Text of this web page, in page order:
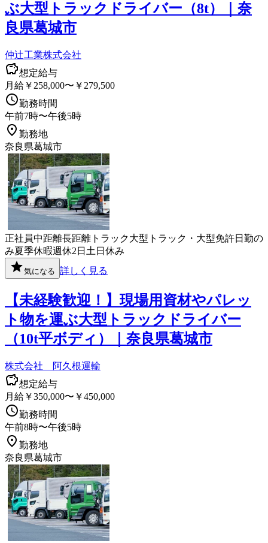
ぶ大型トラックドライバー（8t）｜奈
良県葛城市
仲辻工業株式会社
想定給与
月給￥258,000〜￥279,500
勤務時間
午前7時〜午後5時
勤務地
奈良県葛城市
正社員中距離長距離 トラック大型トラック・大型免許日勤の
み夏季休暇週休2日 土日休み
気になる 詳しく見る
【未経験歓迎！】現場用資材やパレッ
ト物を運ぶ大型トラックドライバー
（10t平ボディ）｜奈良県葛城市
株式会社 阿久根運輸
想定給与
月給￥350,000〜￥450,000
勤務時間
午前8時〜午後5時
勤務地
奈良県葛城市